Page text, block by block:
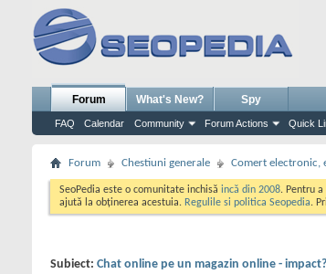
Forum
FAQ Calendar Community Forum Actions Quick
What's New? Spy
Forum Chestiuni generale Comert electronic,
SeoPedia este o comunitate inchisă incă din 2008. Pentru
ajută la obținerea acestuia. Regulile si politica Seopedia.
Subiect: Chat online pe un magazin online - impact?